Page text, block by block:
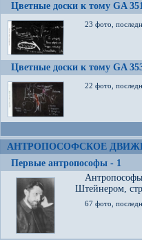
Цветные доски к тому GA
23 фото,
Цветные доски к тому GA
22 фото,
АНТРОПОСОФСКОЕ
Первые антропософы - 1
Штейнером,
67 фото,